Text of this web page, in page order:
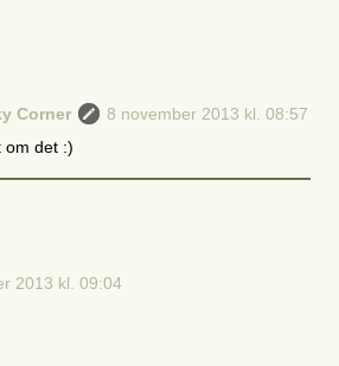
Corner
8 november 2013 kl. 08:57
om det :)
2013 kl. 09:04